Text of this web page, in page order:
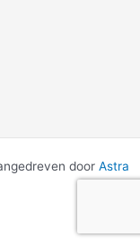
door Astra